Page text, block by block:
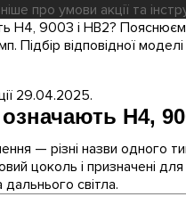
про умови акції та
H4, 9003 і HB2?
Підбір відповідної
29.04.2025.
H4,
— різні назви одного
цоколь і призначені
світла.